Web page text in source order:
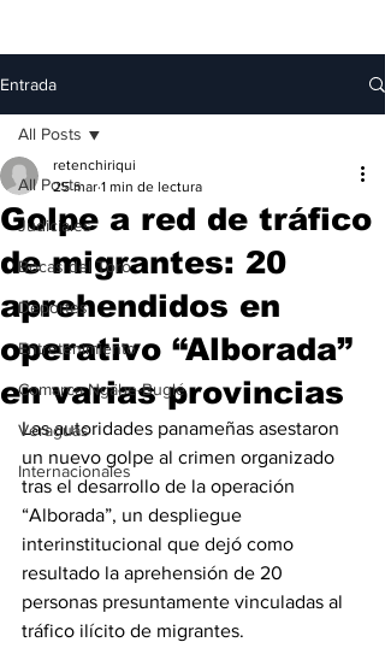
Entrada
All Posts
Judiciales
Bocas del Toro
Deportes
Entretenimiento
Comarca Ngäbe-Buglé
Veraguas
Internacionales
All Posts
Golpe a red de tráfico
de migrantes: 20
aprehendidos en
operativo “Alborada”
en varias provincias
retenchiriqui
25 mar 1 min de lectura
Las autoridades panameñas asestaron
un nuevo golpe al crimen organizado
tras el desarrollo de la operación
“Alborada”, un despliegue
interinstitucional que dejó como
resultado la aprehensión de 20
personas presuntamente vinculadas al
tráfico ilícito de migrantes.